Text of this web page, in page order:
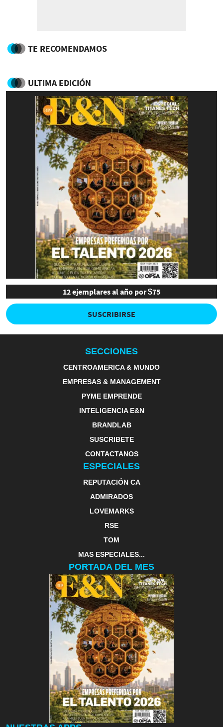
TE RECOMENDAMOS
ULTIMA EDICIÓN
12 ejemplares al año por $75
SUSCRIBIRSE
SECCIONES
CENTROAMERICA & MUNDO
EMPRESAS & MANAGEMENT
PYME EMPRENDE
INTELIGENCIA E&N
BRANDLAB
SUSCRIBETE
CONTACTANOS
ESPECIALES
REPUTACIÓN CA
ADMIRADOS
LOVEMARKS
RSE
TOM
MAS ESPECIALES...
PORTADA DEL MES